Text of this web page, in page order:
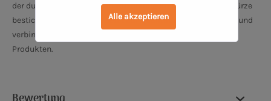
der durch die Kombination von cremigem Brie und Pfefferwürze
besticht. Bauer Freigeist setzt auf Qualität und Regionalität und
verbindet traditionelle Handwerkskunst mit innovativen
Produkten.
Alle akzeptieren